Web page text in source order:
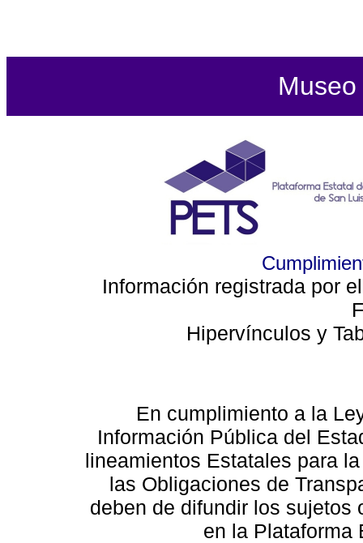
Información registrada por
Hipervínculos y
En cumplimiento a la
Información Pública del
lineamientos Estatales para
las Obligaciones de
deben de difundir los sujetos
en la Plataforma